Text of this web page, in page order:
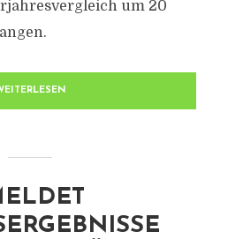
um 20